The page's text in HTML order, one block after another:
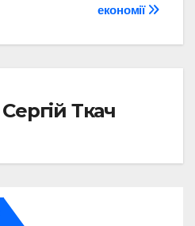
економії
Сергій Ткач